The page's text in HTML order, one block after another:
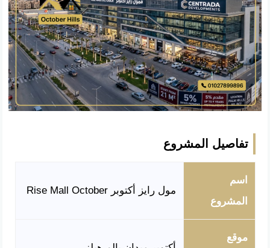
تفاصيل المشروع
اسم
المشروع
مول رايز أكتوبر Rise Mall October
موقع